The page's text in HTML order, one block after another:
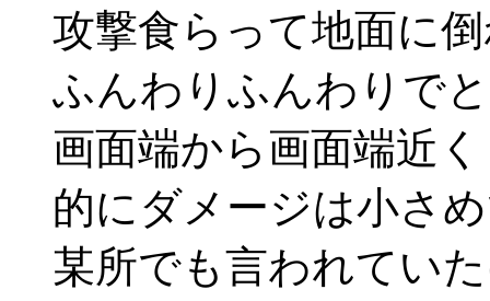
攻撃食らって地面に
ふんわりふんわりで
画面端から画面端近
的にダメージは小さ
某所でも言われてい